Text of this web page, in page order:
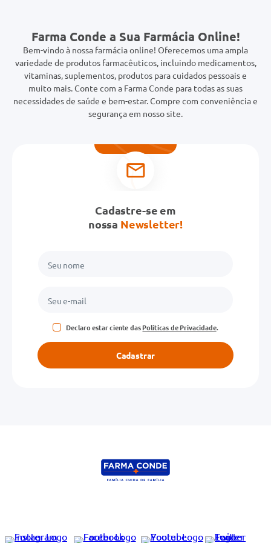
Farma Conde a Sua Farmácia Online!
Bem-vindo à nossa farmácia online! Oferecemos uma ampla
variedade de produtos farmacêuticos, incluindo medicamentos,
vitaminas, suplementos, produtos para cuidados pessoais e
muito mais. Conte com a Farma Conde para todas as suas
necessidades de saúde e bem-estar. Compre com conveniência e
segurança em nosso site.
Cadastre-se em
nossa Newsletter!
Declaro estar ciente dasPolíticas de Privacidade.
Cadastrar